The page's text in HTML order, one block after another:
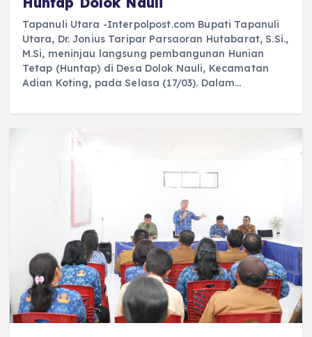
Tapanuli Utara -Interpolpost.com Bupati Tapanuli
Utara, Dr. Jonius Taripar Parsaoran Hutabarat, S.Si.,
M.Si, meninjau langsung pembangunan Hunian
Tetap (Huntap) di Desa Dolok Nauli, Kecamatan
Adian Koting, pada Selasa (17/03). Dalam…